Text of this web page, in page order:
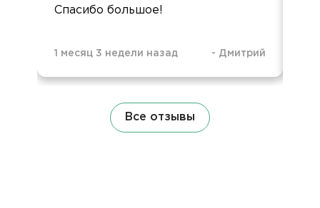
Спасибо большое!
1 месяц 3 недели назад - Дмитрий
Все отзывы